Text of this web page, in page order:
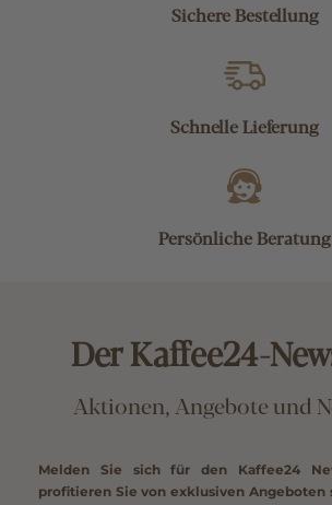
Sichere Bestellung
Schnelle Lieferung
Persönliche Beratung
Der Kaffee24-
Aktionen, Angebote und
Melden Sie sich für den Kaffee24
profitieren Sie von exklusiven Angeboten